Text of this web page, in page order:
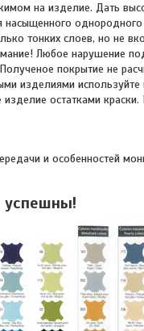
на изделие. Дать
насыщенного
тонких слоев, но не
Любое нарушение
покрытие не
изделиями используйте
остатками краски.
и особенностей
успешны!